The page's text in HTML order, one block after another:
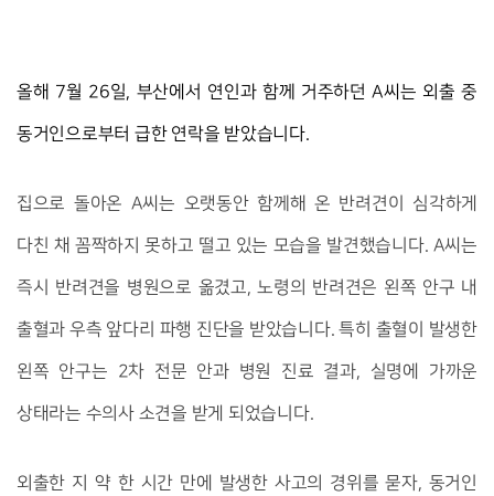
올해 7월 26일, 부산에서 연인과 함께 거주하던 A씨는 외출 중
동거인으로부터 급한 연락을 받았습니다.
집으로 돌아온 A씨는 오랫동안 함께해 온 반려견이 심각하게
다친 채 꼼짝하지 못하고 떨고 있는 모습을 발견했습니다. A씨는
즉시 반려견을 병원으로 옮겼고, 노령의 반려견은 왼쪽 안구 내
출혈과 우측 앞다리 파행 진단을 받았습니다. 특히 출혈이 발생한
왼쪽 안구는 2차 전문 안과 병원 진료 결과, 실명에 가까운
상태라는 수의사 소견을 받게 되었습니다.
외출한 지 약 한 시간 만에 발생한 사고의 경위를 묻자, 동거인